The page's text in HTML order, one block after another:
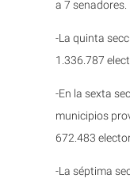
a 7 senadores.
-La quinta
1.336.787
-En la sexta
municipios
672.483
-La séptima